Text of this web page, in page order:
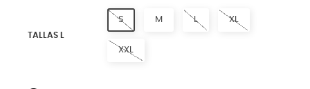
TALLAS L
S M L XL
XXL